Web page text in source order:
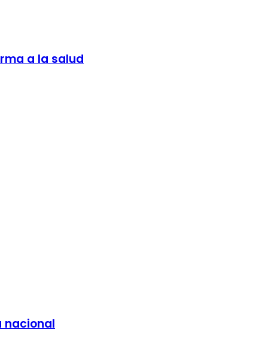
a la salud
nacional